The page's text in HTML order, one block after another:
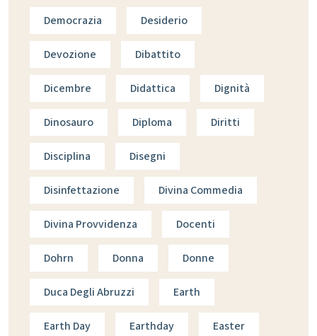
Democrazia Desiderio
Devozione Dibattito
Dicembre Didattica Dignità
Dinosauro Diploma Diritti
Disciplina Disegni
Disinfettazione Divina Commedia
Divina Provvidenza Docenti
Dohrn Donna Donne
Duca Degli Abruzzi Earth
Earth Day Earthday Easter